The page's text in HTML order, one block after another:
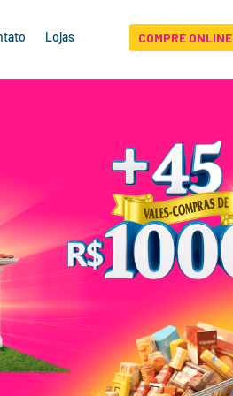
Lojas COMPRE ONLINE